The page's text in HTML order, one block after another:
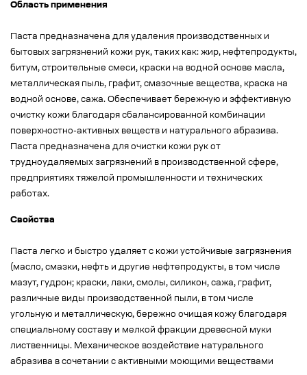
Область применения
Паста предназначена для удаления производственных и
бытовых загрязнений кожи рук, таких как: жир, нефтепродукты,
битум, строительные смеси, краски на водной основе масла,
металлическая пыль, графит, смазочные вещества, краска на
водной основе, сажа. Обеспечивает бережную и эффективную
очистку кожи благодаря сбалансированной комбинации
поверхностно-активных веществ и натурального абразива.
Паста предназначена для очистки кожи рук от
трудноудаляемых загрязнений в производственной сфере,
предприятиях тяжелой промышленности и технических
работах.
Свойства
Паста легко и быстро удаляет с кожи устойчивые загрязнения
(масло, смазки, нефть и другие нефтепродукты, в том числе
мазут, гудрон; краски, лаки, смолы, силикон, сажа, графит,
различные виды производственной пыли, в том числе
угольную и металлическую, бережно очищая кожу благодаря
специальному составу и мелкой фракции древесной муки
лиственницы. Механическое воздействие натурального
абразива в сочетании с активными моющими веществами